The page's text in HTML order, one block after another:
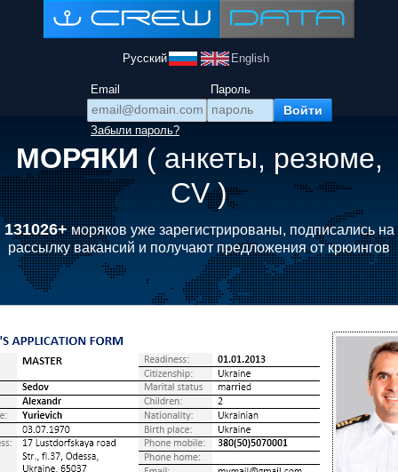
Русский English
Email Пароль
Забыли пароль?
МОРЯКИ ( анкеты, резюме,
CV )
131026+моряков уже зарегистрированы, подписались на
рассылку вакансий и получают предложения от крюингов